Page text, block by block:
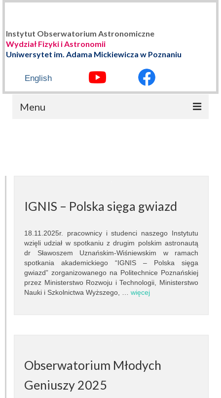
Instytut Obserwatorium Astronomiczne
Wydział Fizyki i Astronomii
Uniwersytet im. Adama Mickiewicza w Poznaniu
English
Menu
Władze Instytutu
Teleskopy
Biblioteka
Infrastruktura
Kontakt
Kalendarz
BADANIA NAUKOWE
Dziedziny badań
IGNIS – Polska sięga gwiazd
18.11.2025r. pracownicy i studenci naszego Instytutu
wzięli udział w spotkaniu z drugim polskim astronautą
dr Sławoszem Uznańskim-Wiśniewskim w ramach
spotkania akademickiego “IGNIS – Polska sięga
gwiazd” zorganizowanego na Politechnice Poznańskiej
przez Ministerstwo Rozwoju i Technologii, Ministerstwo
Nauki i Szkolnictwa Wyższego, … więcej
Obserwatorium Młodych
Geniuszy 2025